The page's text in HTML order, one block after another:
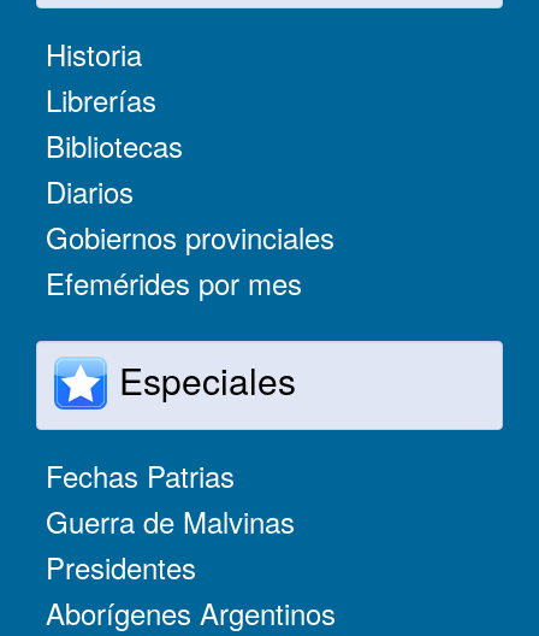
Historia
Librerías
Bibliotecas
Diarios
Gobiernos provinciales
Efemérides por mes
Especiales
Fechas Patrias
Guerra de Malvinas
Presidentes
Aborígenes Argentinos